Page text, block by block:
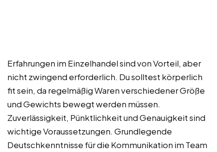
Erfahrungen im Einzelhandel sind von Vorteil, aber
nicht zwingend erforderlich. Du solltest körperlich
fit sein, da regelmäßig Waren verschiedener Größe
und Gewichts bewegt werden müssen.
Zuverlässigkeit, Pünktlichkeit und Genauigkeit sind
wichtige Voraussetzungen. Grundlegende
Deutschkenntnisse für die Kommunikation im Team